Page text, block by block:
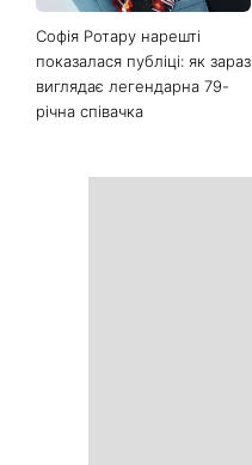
Софія Ротару нарешті
показалася публіці: як зараз
виглядає легендарна 79-
річна співачка